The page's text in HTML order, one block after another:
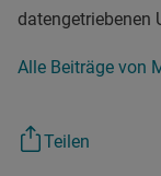
datengetriebenen
Alle Beiträge von
Teilen